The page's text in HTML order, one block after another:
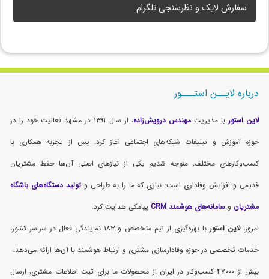
سفارش لایک و نظرسنجی تلگرام